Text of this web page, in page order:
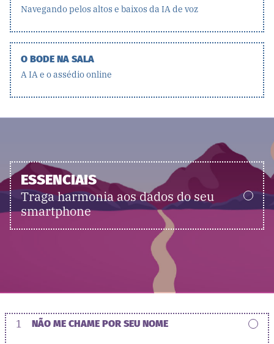
Navegando pelos altos e baixos da IA de voz
O BODE NA SALA
A IA e o assédio online
ESSENCIAIS
Traga harmonia aos dados do seu
smartphone
1 NÃO ME CHAME POR SEU NOME